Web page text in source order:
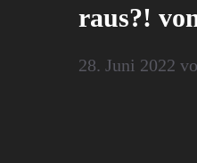
raus?!
28. Juni 2022